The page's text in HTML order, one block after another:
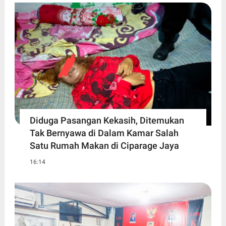
Diduga Pasangan Kekasih, Ditemukan
Tak Bernyawa di Dalam Kamar Salah
Satu Rumah Makan di Ciparage Jaya
16:14